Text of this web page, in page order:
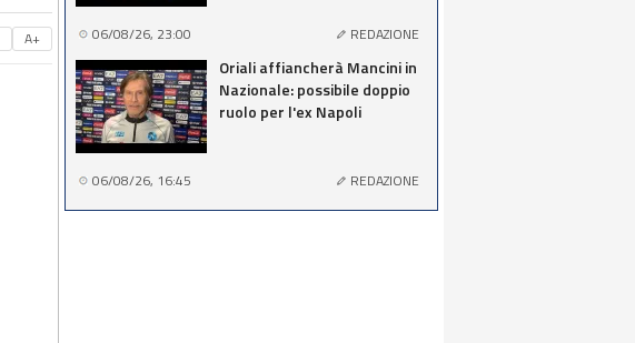
A+ 06/08/26, 23:00 REDAZIONE
Oriali affiancherà Mancini in
Nazionale: possibile doppio
ruolo per l'ex Napoli
06/08/26, 16:45 REDAZIONE